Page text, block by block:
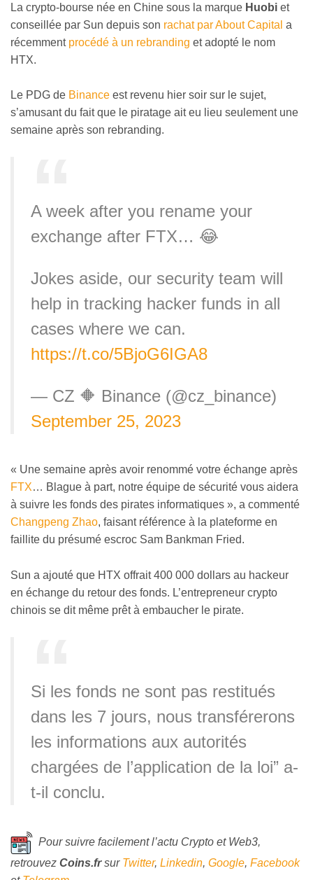
La crypto-bourse née en Chine sous la marque Huobi et
conseillée par Sun depuis son rachat par About Capital a
récemment procédé à un rebranding et adopté le nom
HTX.
Le PDG de Binance est revenu hier soir sur le sujet,
s’amusant du fait que le piratage ait eu lieu seulement une
semaine après son rebranding.
A week after you rename your
exchange after FTX… 😂
Jokes aside, our security team will
help in tracking hacker funds in all
cases where we can.
https://t.co/5BjoG6IGA8
— CZ 🔶 Binance (@cz_binance)
September 25, 2023
« Une semaine après avoir renommé votre échange après
FTX… Blague à part, notre équipe de sécurité vous aidera
à suivre les fonds des pirates informatiques », a commenté
Changpeng Zhao, faisant référence à la plateforme en
faillite du présumé escroc Sam Bankman Fried.
Sun a ajouté que HTX offrait 400 000 dollars au hackeur
en échange du retour des fonds. L’entrepreneur crypto
chinois se dit même prêt à embaucher le pirate.
Si les fonds ne sont pas restitués
dans les 7 jours, nous transférerons
les informations aux autorités
chargées de l’application de la loi” a-
t-il conclu.
Pour suivre facilement l’actu Crypto et Web3,
retrouvez Coins.frsur Twitter, Linkedin, Google, Facebook